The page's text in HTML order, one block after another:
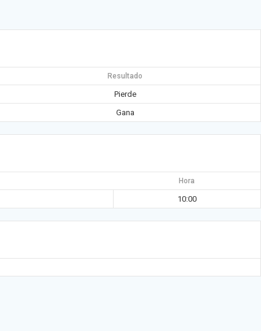
Resultado
Pierde
Gana
Hora
10:00